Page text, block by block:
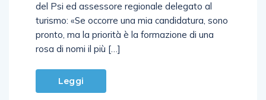
turismo: «Se occorre una mia candidatura, sono
pronto, ma la priorità è la formazione di una
rosa di nomi il più […]
Leggi